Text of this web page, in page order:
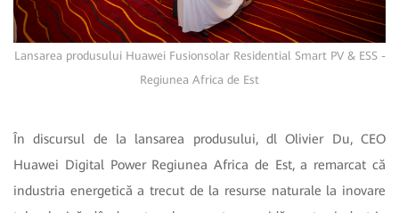
Lansarea produsului Huawei Fusionsolar Residential Smart PV & ESS -
Regiunea Africa de Est
În discursul de la lansarea produsului, dl Olivier Du, CEO
Huawei Digital Power Regiunea Africa de Est, a remarcat că
industria energetică a trecut de la resurse naturale la inovare